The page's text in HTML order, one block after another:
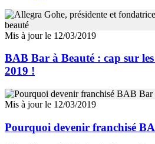
Mis à jour le 12/03/2019
BAB Bar à Beauté : cap sur
2019 !
Mis à jour le 12/03/2019
Pourquoi devenir franchisé